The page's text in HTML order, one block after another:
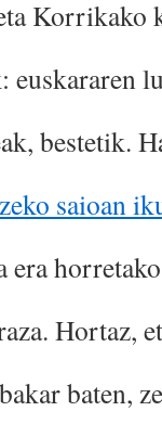
Korrikako
bestetik.
saioan
Hortaz,
baten,